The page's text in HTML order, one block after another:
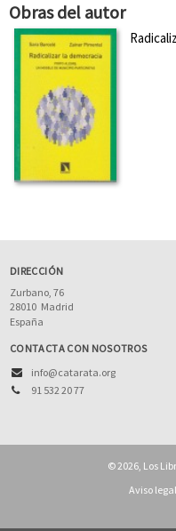
Obras del autor
DIRECCIÓN
Zurbano, 76
28010 Madrid
España
CONTACTA CON NOSOTROS
info@catarata.org
91 532 20 77
© 2026, Los
Aviso legal